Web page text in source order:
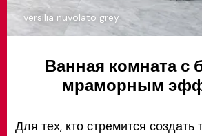
versilia nuvolato grey
Ванная комната с
мраморным
Для тех, кто стремится